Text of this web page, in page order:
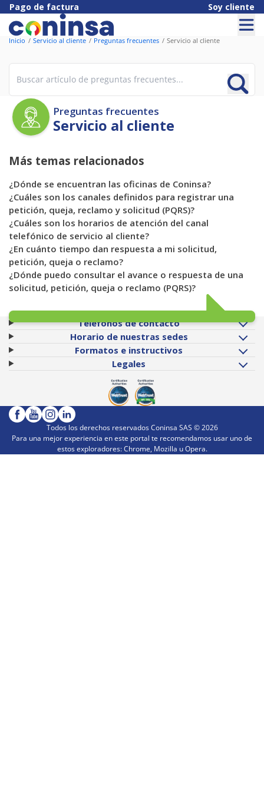
Pago de factura Soy cliente
Inicio Servicio al cliente Preguntas frecuentes Servicio al cliente
Preguntas frecuentes
Servicio al cliente
Más temas relacionados
¿Dónde se encuentran las oficinas de Coninsa?
¿Cuáles son los canales definidos para registrar una
petición, queja, reclamo y solicitud (PQRS)?
¿Cuáles son los horarios de atención del canal
telefónico de servicio al cliente?
¿En cuánto tiempo dan respuesta a mi solicitud,
petición, queja o reclamo?
¿Dónde puedo consultar el avance o respuesta de una
solicitud, petición, queja o reclamo (PQRS)?
Teléfonos de contacto
Horario de nuestras sedes
Formatos e instructivos
Legales
Todos los derechos reservados Coninsa SAS ©2026
Para una mejor experiencia en este portal te recomendamos usar uno de
estos exploradores: Chrome, Mozilla u Opera.